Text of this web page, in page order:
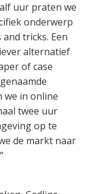
uur praten we
onderwerp
tricks. Een
alternatief
of case
we in online
twee uur
op te
de markt naar